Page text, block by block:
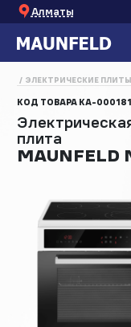
Алматы
ЭЛЕКТРИЧЕСКИЕ ПЛИТЫ
КОД ТОВАРА КА-
плита
MAUNFELD